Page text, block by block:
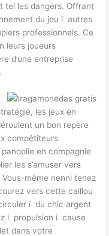
tel les dangers. Offrant
du jeu í autres
professionnels. Ce
leurs joueurs
d’une entreprise
les jeux en
un bon repère
compétiteurs
en compagnie
les s’amuser vers
même nenni tenez
vers cette caillou
í du chic argent
í propulsion í cause
dans votre